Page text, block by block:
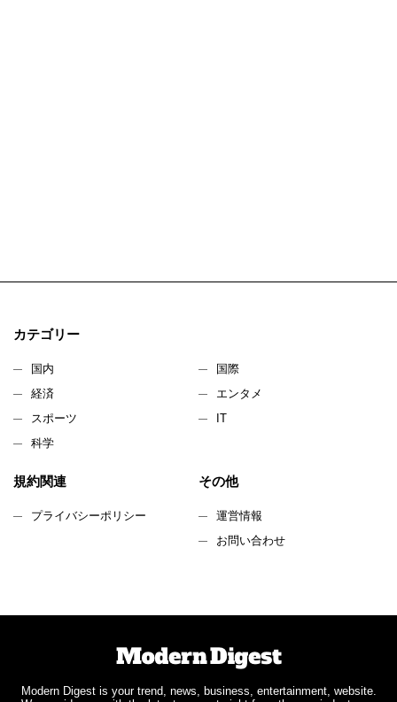
カテゴリー
国内
国際
経済
エンタメ
スポーツ
IT
科学
規約関連
プライバシーポリシー
その他
運営情報
お問い合わせ
Modern Digest is your trend, news, business, entertainment, website.